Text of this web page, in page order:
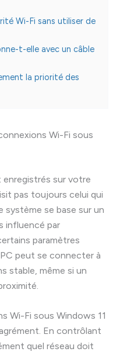
Wi-Fi sans utiliser de
t-elle avec un câble
la priorité des
Wi-Fi sous
enregistrés sur votre
pas toujours celui qui
système se base sur un
influencé par
paramètres
peut se connecter à
stable, même si un
Wi-Fi sous Windows 11
En contrôlant
quel réseau doit